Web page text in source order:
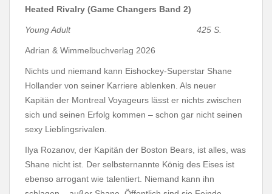
Heated Rivalry (Game Changers Band 2)
Young Adult 425 S.
Adrian & Wimmelbuchverlag 2026
Nichts und niemand kann Eishockey-Superstar Shane
Hollander von seiner Karriere ablenken. Als neuer
Kapitän der Montreal Voyageurs lässt er nichts zwischen
sich und seinen Erfolg kommen – schon gar nicht seinen
sexy Lieblingsrivalen.
Ilya Rozanov, der Kapitän der Boston Bears, ist alles, was
Shane nicht ist. Der selbsternannte König des Eises ist
ebenso arrogant wie talentiert. Niemand kann ihn